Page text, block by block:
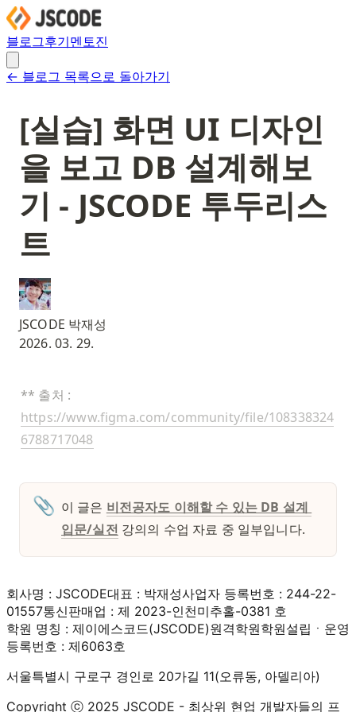
블로그후기멘토진
← 블로그 목록으로 돌아가기
[실습] 화면 UI 디자인
을 보고 DB 설계해보
기 - JSCODE 투두리스
트
JSCODE 박재성
2026. 03. 29.
https://www.figma.com/community/file/108338324
6788717048
📎 이 글은 비전공자도 이해할 수 있는 DB 설계
입문/실전 강의의 수업 자료 중 일부입니다.
회사명 : JSCODE대표 : 박재성사업자 등록번호 : 244-22-
01557통신판매업 : 제 2023-인천미추홀-0381 호
학원 명칭 : 제이에스코드(JSCODE)원격학원학원설립ㆍ운영
등록번호 : 제6063호
서울특별시 구로구 경인로 20가길 11(오류동, 아델리아)
Copyright ⓒ 2025 JSCODE - 최상위 현업 개발자들의 프